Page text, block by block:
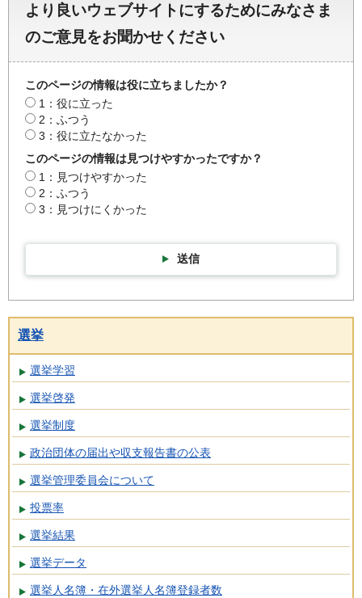
より良いウェブサイトにするためにみなさま
のご意見をお聞かせください
このページの情報は役に立ちましたか？
1：役に立った
2：ふつう
3：役に立たなかった
このページの情報は見つけやすかったですか？
1：見つけやすかった
2：ふつう
3：見つけにくかった
送信
選挙
選挙学習
選挙啓発
選挙制度
政治団体の届出や収支報告書の公表
選挙管理委員会について
投票率
選挙結果
選挙データ
選挙人名簿・在外選挙人名簿登録者数